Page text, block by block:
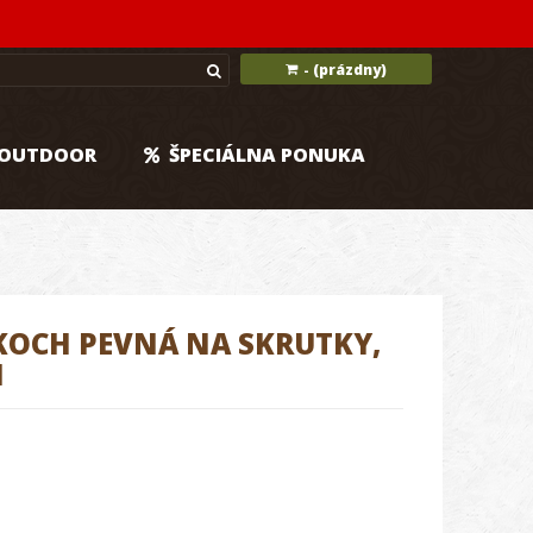
- (prázdny)
ŠPECIÁLNA PONUKA
PEVNÁ NA SKRUTKY,